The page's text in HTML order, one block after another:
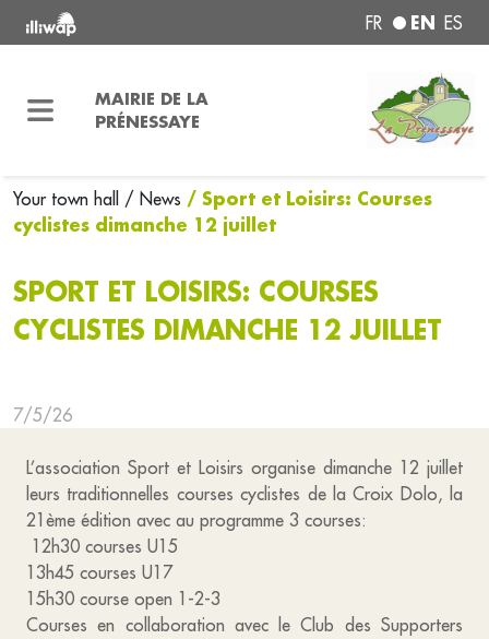
FR EN ES
MAIRIE DE LA
PRÉNESSAYE
Your town hall / News / Sport et Loisirs: Courses
cyclistes dimanche 12 juillet
SPORT ET LOISIRS: COURSES
CYCLISTES DIMANCHE 12 JUILLET
7/5/26
L’association Sport et Loisirs organise dimanche 12 juillet
leurs traditionnelles courses cyclistes de la Croix Dolo, la
21ème édition avec au programme 3 courses:
12h30 courses U15
13h45 courses U17
15h30 course open 1-2-3
Courses en collaboration avec le Club des Supporters